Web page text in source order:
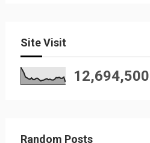
Site Visit
12,694,500
Random Posts